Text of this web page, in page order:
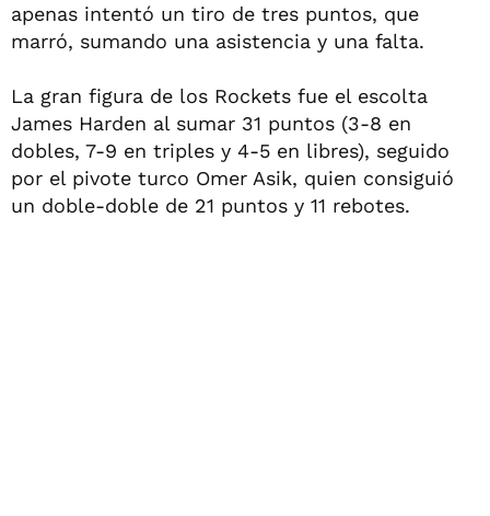
apenas intentó un tiro de tres puntos, que
marró, sumando una asistencia y una falta.
La gran figura de los Rockets fue el escolta
James Harden al sumar 31 puntos (3-8 en
dobles, 7-9 en triples y 4-5 en libres), seguido
por el pivote turco Omer Asik, quien consiguió
un doble-doble de 21 puntos y 11 rebotes.